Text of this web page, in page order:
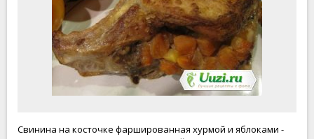
Свинина на косточке фаршированная хурмой и яблоками -